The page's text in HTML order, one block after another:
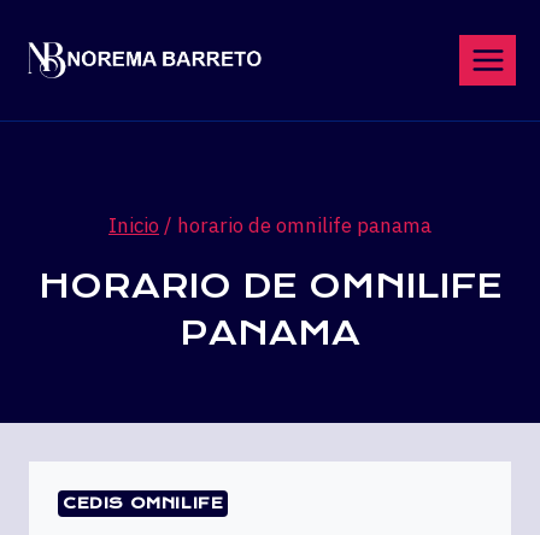
Inicio / horario de omnilife panama
HORARIO DE OMNILIFE
PANAMA
CEDIS OMNILIFE